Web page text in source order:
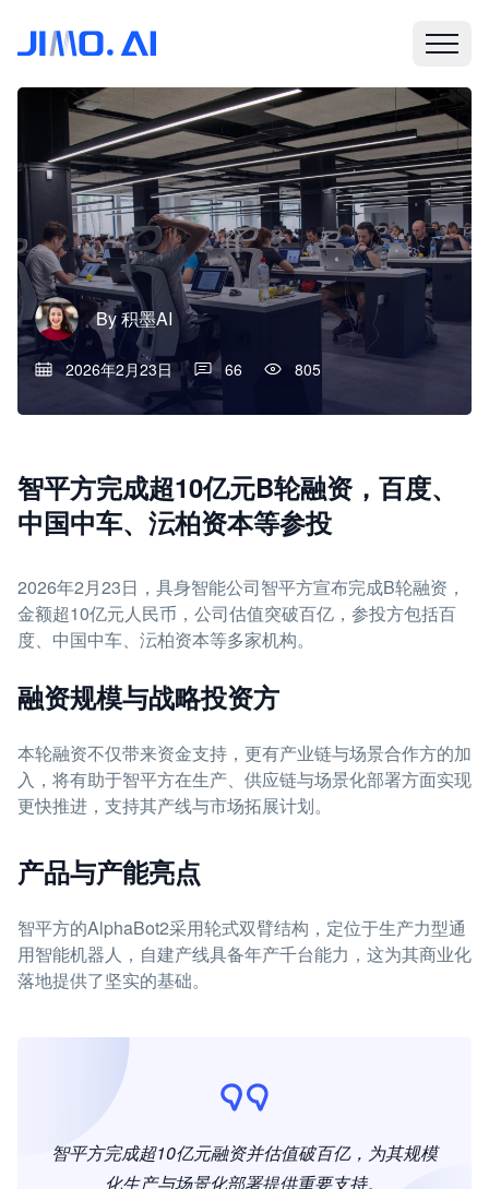
By积墨AI
2026年2月23日 66 805
智平方完成超10亿元B轮融资，百度、
中国中车、沄柏资本等参投
2026年2月23日，具身智能公司智平方宣布完成B轮融资，
金额超10亿元人民币，公司估值突破百亿，参投方包括百
度、中国中车、沄柏资本等多家机构。
融资规模与战略投资方
本轮融资不仅带来资金支持，更有产业链与场景合作方的加
入，将有助于智平方在生产、供应链与场景化部署方面实现
更快推进，支持其产线与市场拓展计划。
产品与产能亮点
智平方的AlphaBot2采用轮式双臂结构，定位于生产力型通
用智能机器人，自建产线具备年产千台能力，这为其商业化
落地提供了坚实的基础。
智平方完成超10亿元融资并估值破百亿，为其规模
化生产与场景化部署提供重要支持。